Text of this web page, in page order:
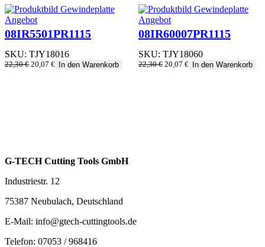
war:
22,30 €
ist:
20,07 €.
AngebotProdukt
im
Angebot
08IR5501PR1115
SKU: TJY18016
22,30€ Ursprünglicher
20,07 €Aktueller
In den Warenkorb
AngebotProdukt
im
Angebot
08IR60007PR1115
SKU: TJY18060
22,30€ Ursprünglicher
20,07 €Aktueller
In den Warenkorb
G-TECH Cutting Tools GmbH
Industriestr. 12
75387 Neubulach, Deutschland
E-Mail: info@gtech-cuttingtools.de
Telefon: 07053 / 968416